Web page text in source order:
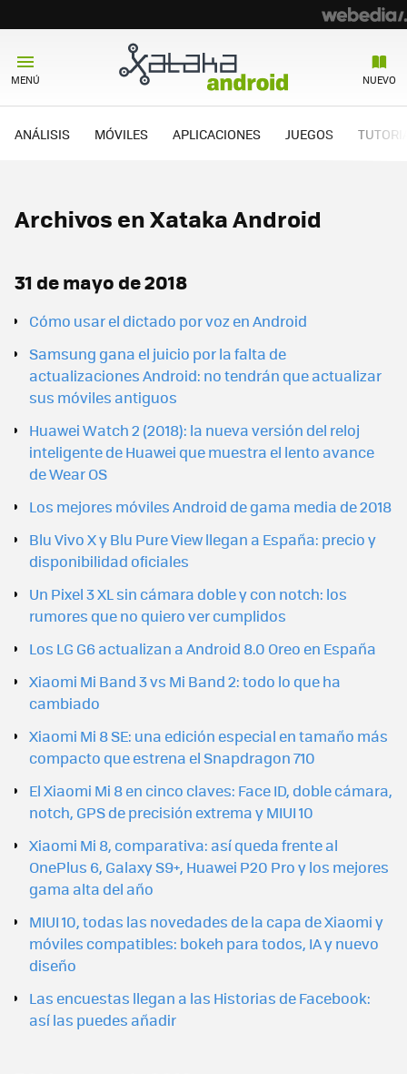
MENÚ NUEVO
ANÁLISIS MÓVILES APLICACIONES JUEGOS
Archivos en Xataka Android
31 de mayo de 2018
Cómo usar el dictado por voz en Android
Samsung gana el juicio por la falta de
actualizaciones Android: no tendrán que actualizar
sus móviles antiguos
Huawei Watch 2 (2018): la nueva versión del reloj
inteligente de Huawei que muestra el lento avance
de Wear OS
Los mejores móviles Android de gama media de 2018
Blu Vivo X y Blu Pure View llegan a España: precio y
disponibilidad oficiales
Un Pixel 3 XL sin cámara doble y con notch: los
rumores que no quiero ver cumplidos
Los LG G6 actualizan a Android 8.0 Oreo en España
Xiaomi Mi Band 3 vs Mi Band 2: todo lo que ha
cambiado
Xiaomi Mi 8 SE: una edición especial en tamaño más
compacto que estrena el Snapdragon 710
El Xiaomi Mi 8 en cinco claves: Face ID, doble cámara,
notch, GPS de precisión extrema y MIUI 10
Xiaomi Mi 8, comparativa: así queda frente al
OnePlus 6, Galaxy S9+, Huawei P20 Pro y los mejores
gama alta del año
MIUI 10, todas las novedades de la capa de Xiaomi y
móviles compatibles: bokeh para todos, IA y nuevo
diseño
Las encuestas llegan a las Historias de Facebook:
así las puedes añadir